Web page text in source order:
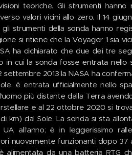
teoriche. Gli strumenti hanno
valori vicini allo zero. Il 14
strumenti della sonda hanno
si ritiene che la Voyager 1 sia
ha dichiarato che due dei tre
cui la sonda fosse entrata nello
settembre 2013 la NASA ha
è entrata ufficialmente nello
più distante dalla Terra
e al 22 ottobre 2020 si
km) dal Sole. La sonda si sta
all'anno; è in leggerissimo
nuovamente funzionanti dopo 37
alimentata da una batteria RTG